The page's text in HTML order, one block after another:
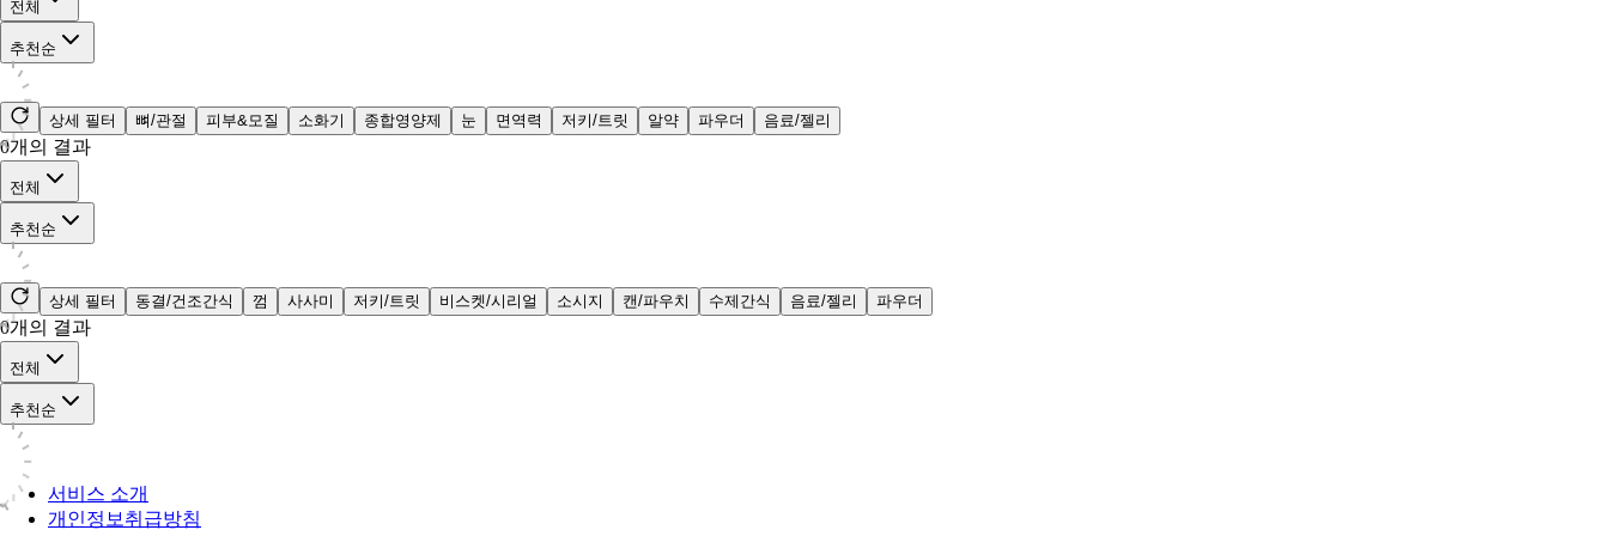
전체
추천순
상세 필터 뼈/관절 피부&모질 소화기 종합영양제 눈 면역력 저키/트릿 알약 파우더 음료/젤리
0개의 결과
전체
추천순
상세 필터 동결/건조간식 껌 사사미 저키/트릿 비스켓/시리얼 소시지 캔/파우치 수제간식 음료/젤리 파우더
0개의 결과
전체
추천순
서비스 소개
개인정보취급방침